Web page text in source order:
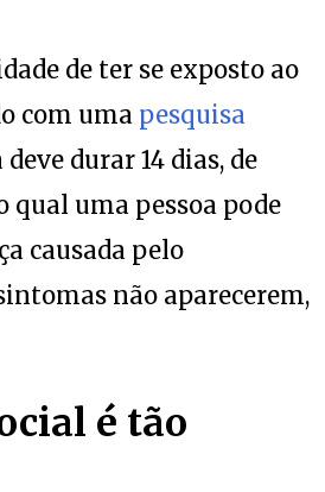
de ter se exposto ao
com uma pesquisa
durar 14 dias, de
qual uma pessoa pode
causada pelo
não aparecerem,
é tão